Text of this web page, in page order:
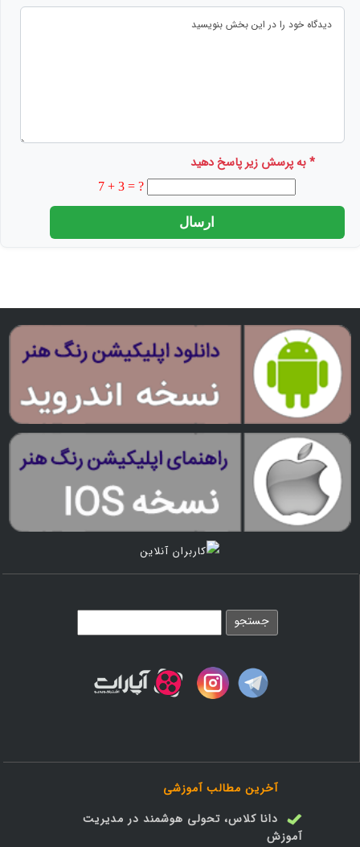
* به پرسش زیر پاسخ دهید
7 + 3 = ?
آخرین مطالب آموزشی
دانا کلاس، تحولی هوشمند در مدیریت
آموزش